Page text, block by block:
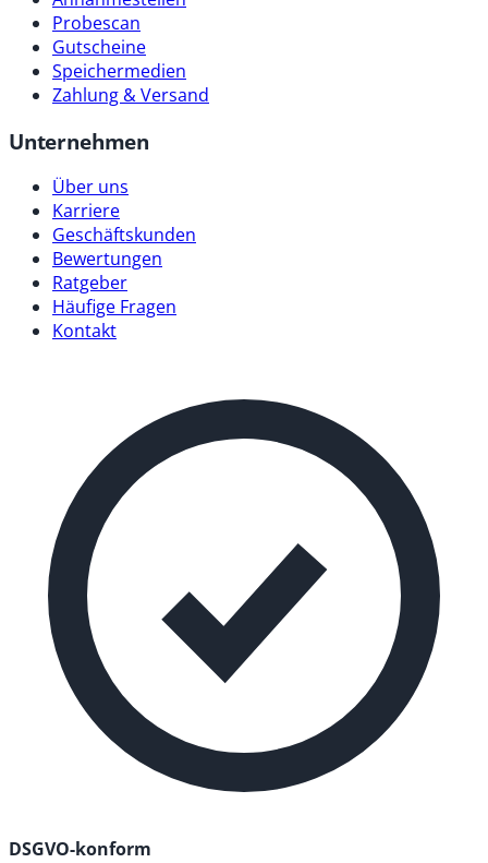
Probescan
Gutscheine
Speichermedien
Zahlung & Versand
Unternehmen
Über uns
Karriere
Geschäftskunden
Bewertungen
Ratgeber
Häufige Fragen
Kontakt
DSGVO-konform